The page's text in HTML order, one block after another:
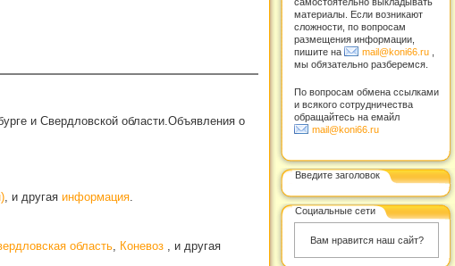
и Свердловской области.Объявления о
, и другая информация.
область, Коневоз , и другая
материалы. Если возникают
сложности, по вопросам
размещения информации,
пишите на
mail@koni66.ru
мы обязательно разберемся.
По вопросам обмена ссылками
и всякого сотрудничества
обращайтесь на емайл
mail@koni66.ru
Введите заголовок
Социальные сети
Вам нравится наш сайт?